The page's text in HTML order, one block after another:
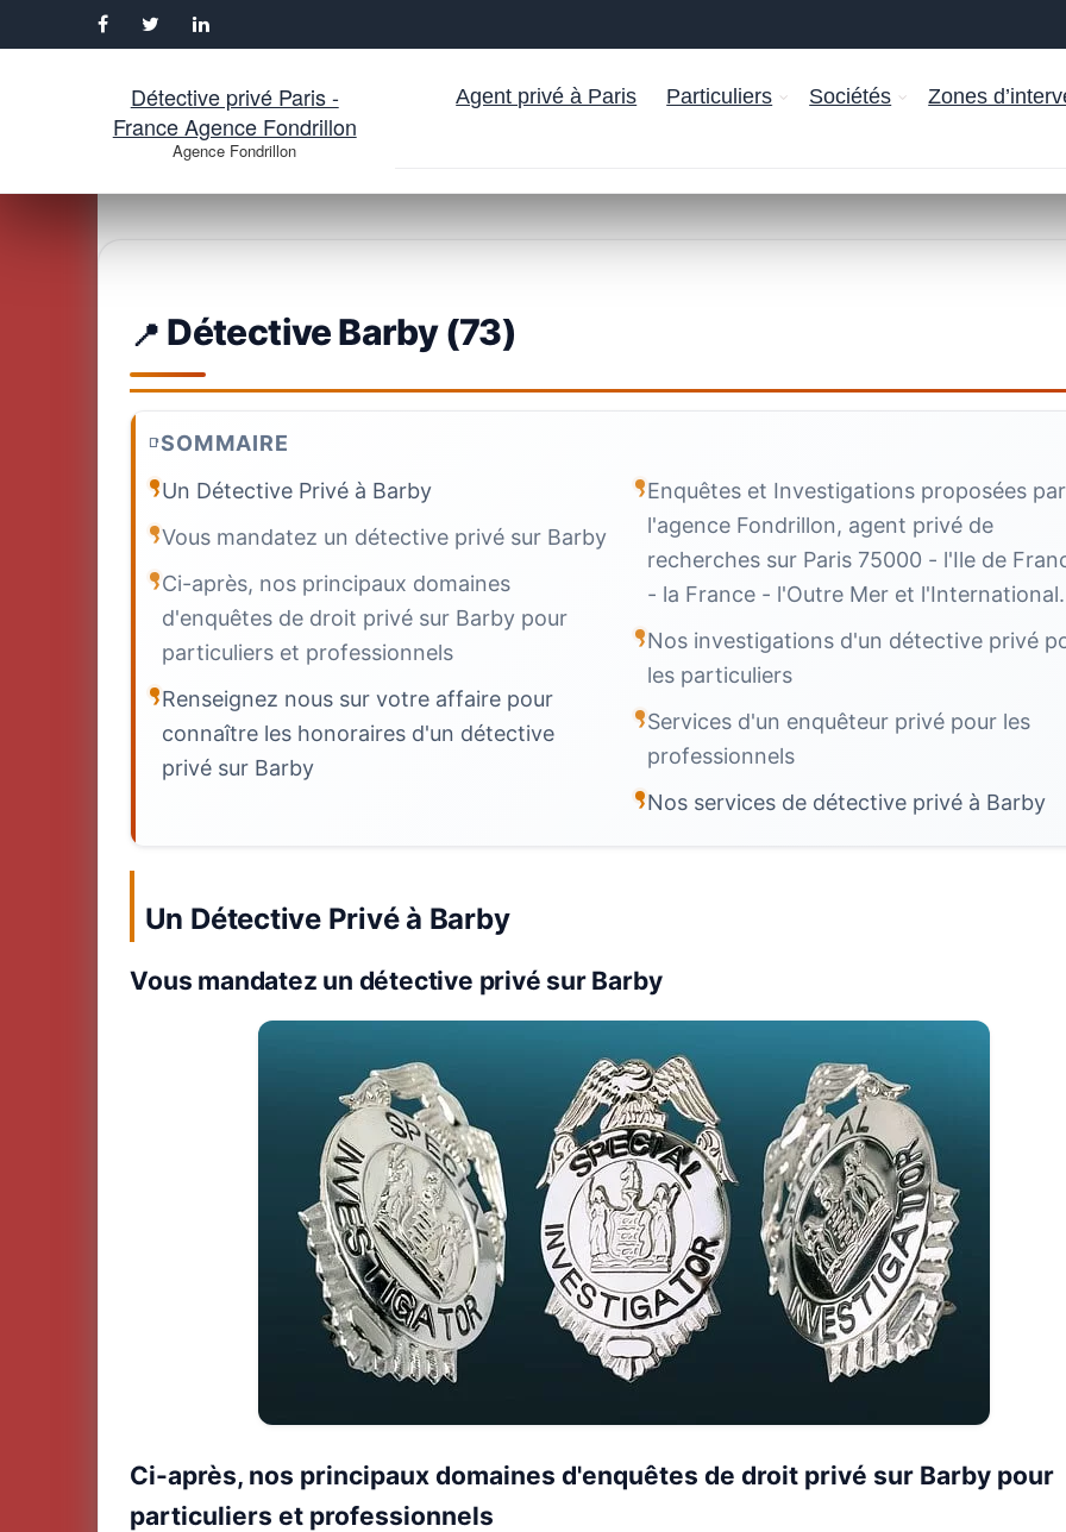
Aller
Détective privé Paris -
France Agence Fondrillon
Agence Fondrillon
Agent privé à Paris Particuliers Sociétés Zones
Détective Barby (73)
SOMMAIRE
Un Détective Privé à Barby
Vous mandatez un détective privé sur Barby
Ci-après, nos principaux domaines
d'enquêtes de droit privé sur Barby pour
particuliers et professionnels
Renseignez nous sur votre affaire pour
connaître les honoraires d'un détective
privé sur Barby
Enquêtes et Investigations proposées par
l'agence Fondrillon, agent privé de
recherches sur Paris 75000 - l'Ile de
- la France - l'Outre Mer et l'International.
Nos investigations d'un détective privé
les particuliers
Services d'un enquêteur privé pour les
professionnels
Nos services de détective privé à Barby
Un Détective Privé à Barby
Vous mandatez un détective privé sur Barby
Ci-après, nos principaux domaines d'enquêtes de droit privé sur Barby pour
particuliers et professionnels